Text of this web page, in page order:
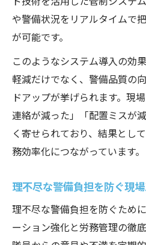
や警備状況をリアルタイムで
が可能です。
このようなシステム導入の効
軽減だけでなく、警備品質の
ドアップが挙げられます。現
連絡が減った」「配置ミスが
く寄せられており、結果とし
務効率化につながっています。
理不尽な警備負担を防ぐ現
理不尽な警備負担を防ぐため
ーション強化と労務管理の徹